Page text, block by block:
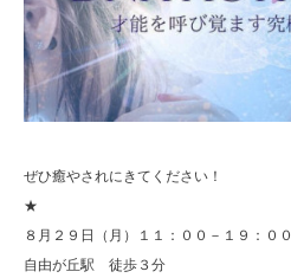
ぜひ癒やされにきてください！
★
８月２９日（月）１１：００－１９：００
自由が丘駅 徒歩３分